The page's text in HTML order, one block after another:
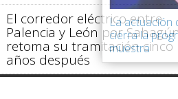
El corredor eléctrico entre
Palencia y León por
retoma su tramitación cinco
años después
La actuación
cierra la
muestra